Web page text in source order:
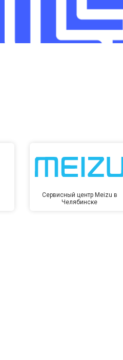
от 1750 ₽
Сервисный центр Meizu в
Челябинске